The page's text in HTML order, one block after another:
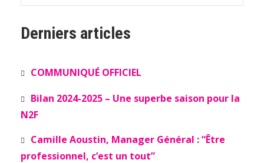
Derniers articles
COMMUNIQUÉ OFFICIEL
Bilan 2024-2025 – Une superbe saison pour la
N2F
Camille Aoustin, Manager Général : “Être
professionnel, c’est un tout”